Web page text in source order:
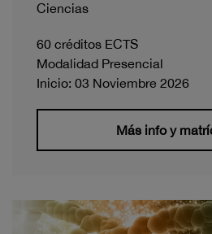
Ciencias
60 créditos ECTS
Modalidad Presencial
Inicio: 03 Noviembre 2026
Más info y